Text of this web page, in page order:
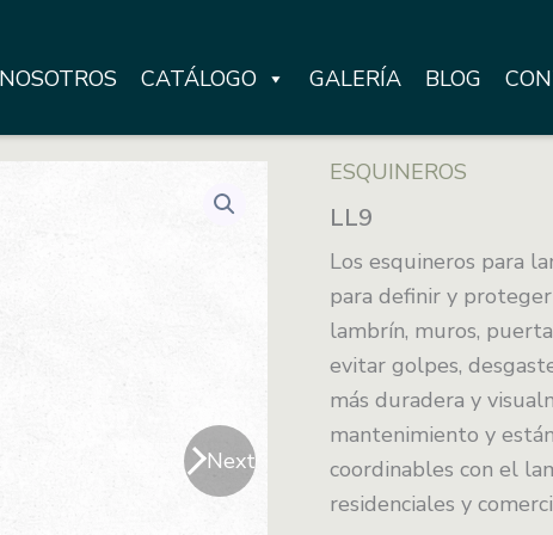
NOSOTROS CATÁLOGO GALERÍA BLOG
Next
ESQUINEROS
LL9
Los esquineros para
para definir y
lambrín, muros,
evitar golpes,
más duradera y
mantenimiento y
coordinables con el
residenciales y